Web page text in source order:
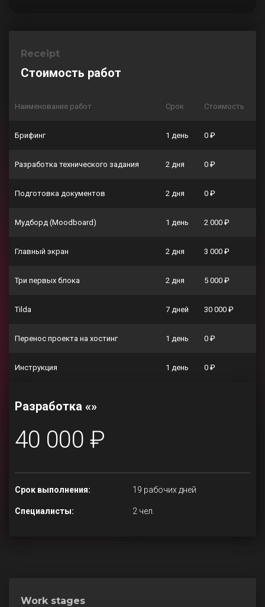
Receipt
Стоимость работ
Наименование работ Срок Стоимость
Брифинг 1 день 0 ₽
Разработка технического задания 2 дня 0 ₽
Подготовка документов 2 дня 0 ₽
Мудборд (Moodboard) 1 день 2 000 ₽
Главный экран 2 дня 3 000 ₽
Три первых блока 2 дня 5 000 ₽
Tilda 7 дней 30 000 ₽
Перенос проекта на хостинг 1 день 0 ₽
Инструкция 1 день 0 ₽
Разработка «»
40 000 ₽
Срок выполнения: 19 рабочих дней
Специалисты: 2 чел.
Work stages